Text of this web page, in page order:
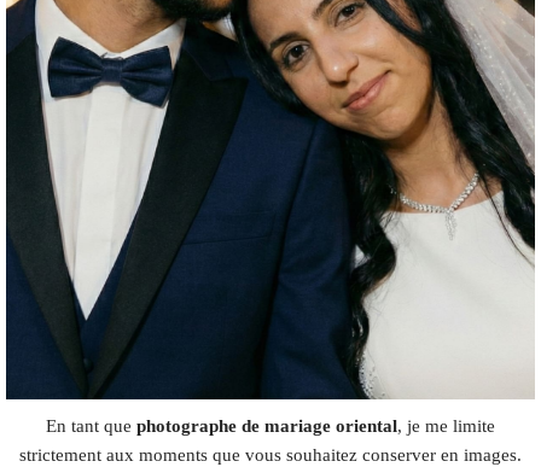
En tant que photographe de mariage oriental, je me limite
strictement aux moments que vous souhaitez conserver en images.